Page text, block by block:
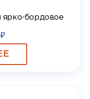
ярко-бордовое